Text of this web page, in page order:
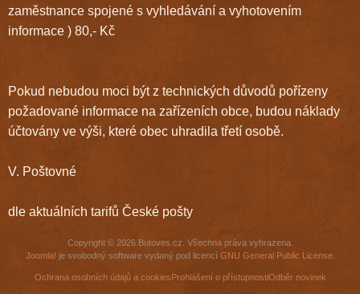
zaměstnance spojené s vyhledávání a vyhotovením
informace ) 80,- Kč
Pokud nebudou moci být z technických důvodů pořízeny
požadované informace na zařízeních obce, budou náklady
účtovány ve výši, které obec uhradila třetí osobě.
V. Poštovné
dle aktuálních tarifů České pošty
Copyright © 2026 Butoves.cz. Všechna práva vyhrazena.
Joomla! je svobodný software vydaný pod licencí GNU General Public License.
Ochrana osobních údajů a cookies Prohlášení o přístupnostiOdběr novinek